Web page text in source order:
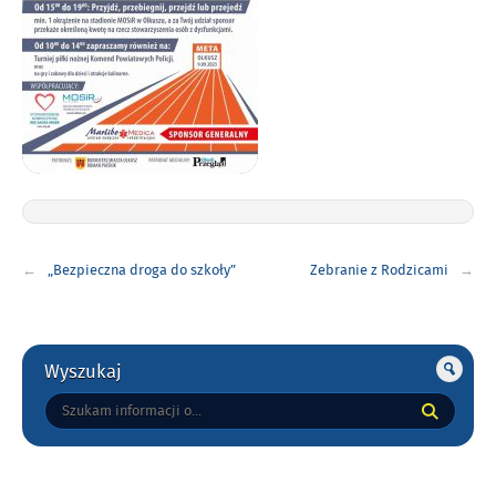
wpisu
„Bezpieczna droga do szkoły” Zebranie z Rodzicami
Gorne
Wyszukaj
Tutaj
wpisz